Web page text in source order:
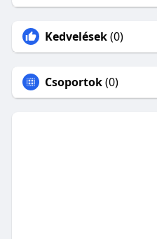
Kedvelések(0)
Csoportok(0)